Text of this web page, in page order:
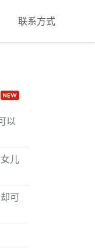
联系方式
以
儿
可